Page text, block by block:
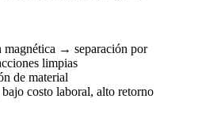
→ separación por
limpias
de material
costo laboral, alto retorno